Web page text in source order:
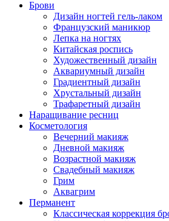
Брови
Дизайн ногтей гель-лаком
Французский маникюр
Лепка на ногтях
Китайская роспись
Художественный дизайн
Аквариумный дизайн
Градиентный дизайн
Хрустальный дизайн
Трафаретный дизайн
Наращивание ресниц
Косметология
Вечерний макияж
Дневной макияж
Возрастной макияж
Свадебный макияж
Грим
Аквагрим
Перманент
Классическая коррекция